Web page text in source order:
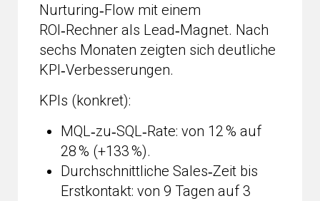
Nurturing‑Flow mit einem
ROI‑Rechner als Lead‑Magnet. Nach
sechs Monaten zeigten sich deutliche
KPI‑Verbesserungen.
KPIs (konkret):
MQL‑zu‑SQL‑Rate: von 12 % auf
28 % (+133 %).
Durchschnittliche Sales‑Zeit bis
Erstkontakt: von 9 Tagen auf 3